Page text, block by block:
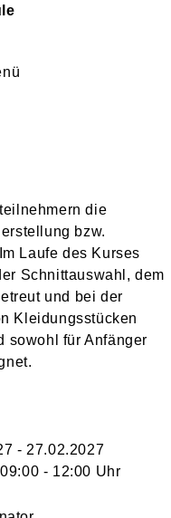
die
bzw.
Laufe des Kurses
Schnittauswahl, dem
und bei der
Kleidungsstücken
sowohl für Anfänger
- 27.02.2027
- 12:00 Uhr